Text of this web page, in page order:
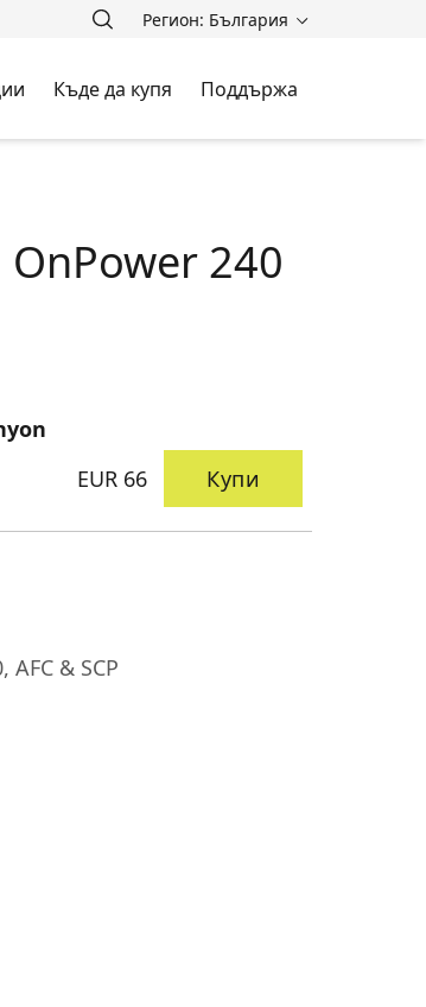
Регион: България
Къде да купя Поддържа
240
& SCP
EUR 66 Купи